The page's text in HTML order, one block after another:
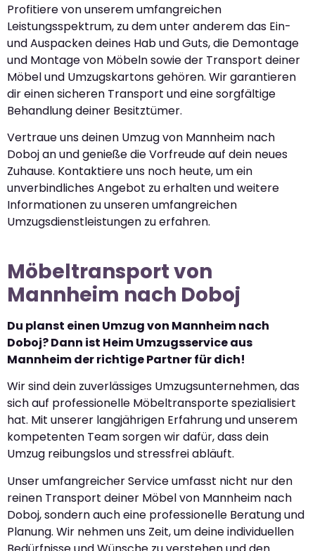
Profitiere von unserem umfangreichen
Leistungsspektrum, zu dem unter anderem das Ein-
und Auspacken deines Hab und Guts, die Demontage
und Montage von Möbeln sowie der Transport deiner
Möbel und Umzugskartons gehören. Wir garantieren
dir einen sicheren Transport und eine sorgfältige
Behandlung deiner Besitztümer.
Vertraue uns deinen Umzug von Mannheim nach
Doboj an und genieße die Vorfreude auf dein neues
Zuhause. Kontaktiere uns noch heute, um ein
unverbindliches Angebot zu erhalten und weitere
Informationen zu unseren umfangreichen
Umzugsdienstleistungen zu erfahren.
Möbeltransport von
Mannheim nach Doboj
Du planst einen Umzug von Mannheim nach
Doboj? Dann ist Heim Umzugsservice aus
Mannheim der richtige Partner für dich!
Wir sind dein zuverlässiges Umzugsunternehmen, das
sich auf professionelle Möbeltransporte spezialisiert
hat. Mit unserer langjährigen Erfahrung und unserem
kompetenten Team sorgen wir dafür, dass dein
Umzug reibungslos und stressfrei abläuft.
Unser umfangreicher Service umfasst nicht nur den
reinen Transport deiner Möbel von Mannheim nach
Doboj, sondern auch eine professionelle Beratung und
Planung. Wir nehmen uns Zeit, um deine individuellen